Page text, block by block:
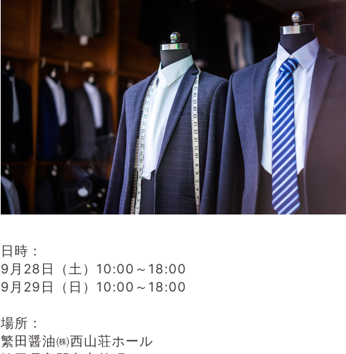
日時：
9月28日（土）10:00～18:00
9月29日（日）10:00～18:00
場所：
繁田醤油㈱西山荘ホール